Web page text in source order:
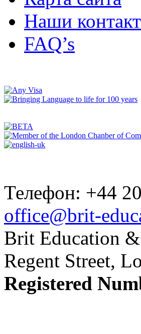
Наши
FAQ’s
Телефон: +44
office@brit-
Brit Education
Regent Street,
Registered